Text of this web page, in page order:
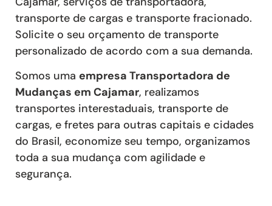
transporte de cargas e transporte fracionado.
Solicite o seu orçamento de transporte
personalizado de acordo com a sua demanda.
Somos uma empresa Transportadora de
Mudanças em Cajamar, realizamos
transportes interestaduais, transporte de
cargas, e fretes para outras capitais e cidades
do Brasil, economize seu tempo, organizamos
toda a sua mudança com agilidade e
segurança.